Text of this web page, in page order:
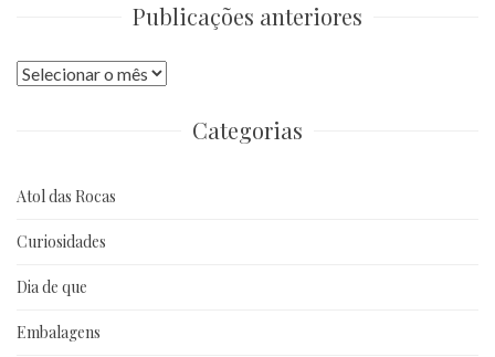
Publicações anteriores
Publicações
Categorias
Atol das Rocas
Curiosidades
Dia de que
Embalagens